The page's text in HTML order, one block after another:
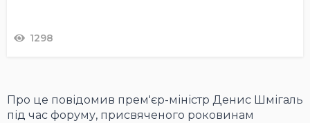
1298
Про це повідомив прем'єр-міністр Денис Шмігаль
під час форуму, присвяченого роковинам